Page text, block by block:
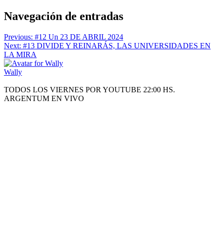
Navegación de entradas
Previous: #12 Un 23 DE ABRIL 2024
Next: #13 DIVIDE Y REINARÁS, LAS UNIVERSIDADES EN
LA MIRA
Wally
TODOS LOS VIERNES POR YOUTUBE 22:00 HS.
ARGENTUM EN VIVO